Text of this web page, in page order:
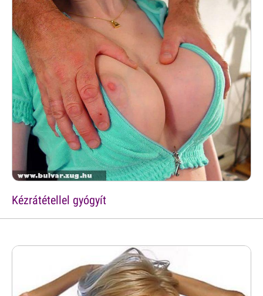
Kézrátétellel gyógyít